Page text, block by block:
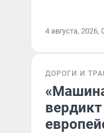
4 августа, 2026,
ДОРОГИ И